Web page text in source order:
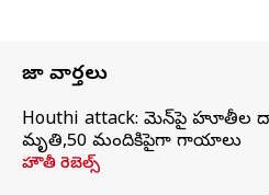
తాజా వార్తలు
Houthi attack: యెమెన్‌పై హూతీల
మృతి,50 మందికిపైగా గాయాలు
హౌతీ రెబెల్స్